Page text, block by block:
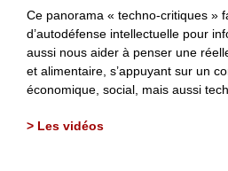
Ce panorama « techno-critiques »
d’autodéfense intellectuelle pour
aussi nous aider à penser une
et alimentaire, s’appuyant sur un
économique, social, mais aussi
> Les vidéos